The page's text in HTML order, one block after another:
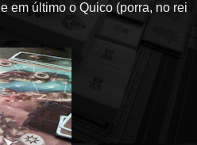
em último o Quico (porra, no rei